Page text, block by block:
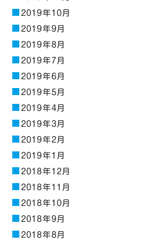
2019年10月
2019年9月
2019年8月
2019年7月
2019年6月
2019年5月
2019年4月
2019年3月
2019年2月
2019年1月
2018年12月
2018年11月
2018年10月
2018年9月
2018年8月